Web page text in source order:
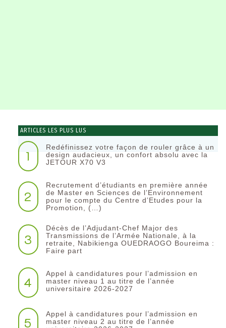
ARTICLES LES PLUS LUS
1
Redéfinissez votre façon de rouler grâce à un
design audacieux, un confort absolu avec la
JETOUR X70 V3
2
Recrutement d’étudiants en première année
de Master en Sciences de l’Environnement
pour le compte du Centre d’Etudes pour la
Promotion, (…)
3
Décès de l’Adjudant-Chef Major des
Transmissions de l’Armée Nationale, à la
retraite, Nabikienga OUEDRAOGO Boureima :
Faire part
4
Appel à candidatures pour l’admission en
master niveau 1 au titre de l’année
universitaire 2026-2027
5
Appel à candidatures pour l’admission en
master niveau 2 au titre de l’année